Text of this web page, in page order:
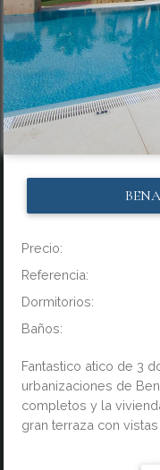
Precio:
Referencia:
Dormitorios:
Baños:
Fantastico atico de 3
urbanizaciones de
completos y la
gran terraza con vistas